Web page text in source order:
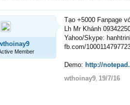
Member
Tạo +5000 Fanpage
Lh Mr Khánh
Yahoo/Skype:
fb.com/
Demo: http://
wthoinay9 19/7/16